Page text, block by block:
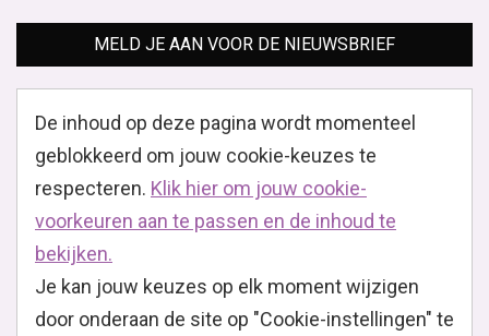
MELD JE AAN VOOR DE NIEUWSBRIEF
De inhoud op deze pagina wordt momenteel
geblokkeerd om jouw cookie-keuzes te
respecteren. Klik hier om jouw cookie-
voorkeuren aan te passen en de inhoud te
bekijken.
Je kan jouw keuzes op elk moment wijzigen
door onderaan de site op "Cookie-instellingen" te